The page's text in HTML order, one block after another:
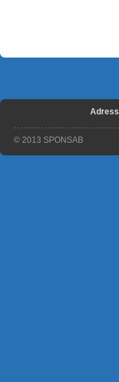
Adress
© 2013 SPONSAB